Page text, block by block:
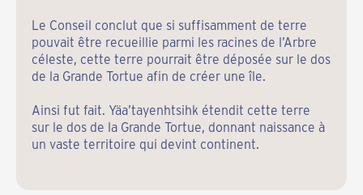
Le Conseil conclut que si suffisamment de terre
pouvait être recueillie parmi les racines de l’Arbre
céleste, cette terre pourrait être déposée sur le dos
de la Grande Tortue afin de créer une île.
Ainsi fut fait. Yäa’tayenhtsihk étendit cette terre
sur le dos de la Grande Tortue, donnant naissance à
un vaste territoire qui devint continent.